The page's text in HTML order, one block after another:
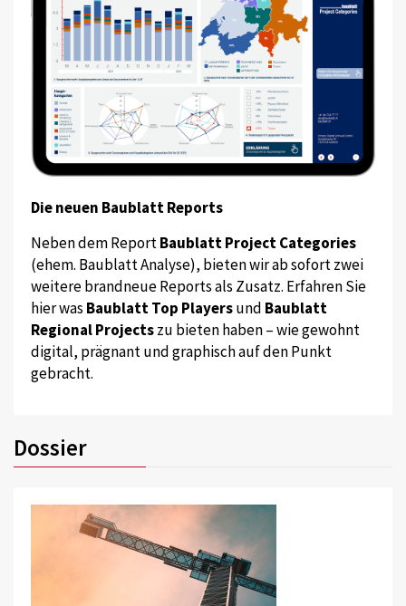
Die neuen Baublatt Reports
Neben dem ReportBaublatt Project Categories
(ehem. Baublatt Analyse), bieten wir ab sofort zwei
weitere brandneue Reports als Zusatz. Erfahren Sie
hier was Baublatt Top Playersund Baublatt
Regional Projectszu bieten haben – wie gewohnt
digital, prägnant und graphisch auf den Punkt
gebracht.
Dossier